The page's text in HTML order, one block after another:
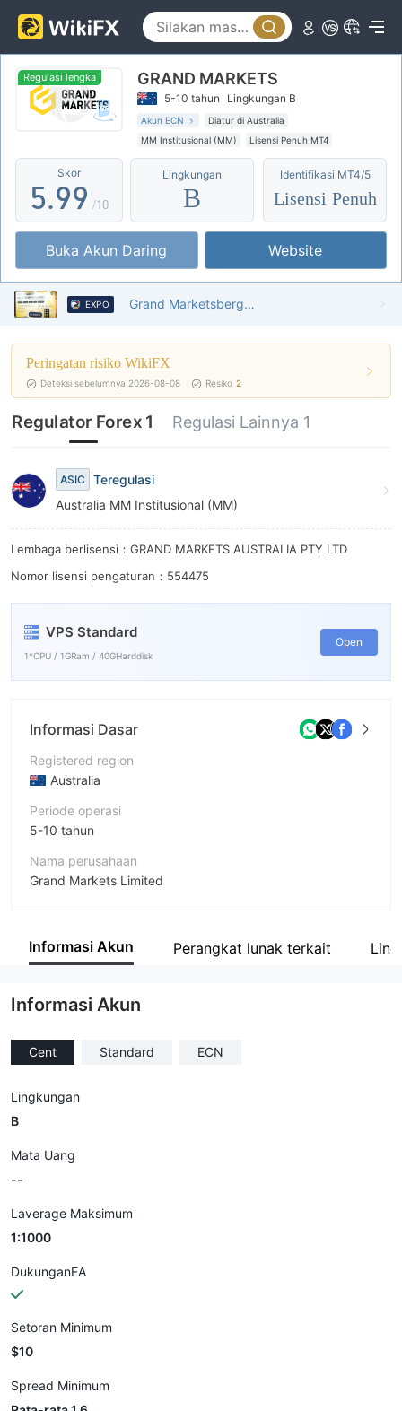
Regulasi lengka GRAND MARKETS
5-10 tahun Lingkungan B
Akun ECN
Diatur di Australia
MM Institusional (MM)
Lisensi Penuh MT4
Broker Regional
Potensial risiko sedang
Skor
0
1
2
3
4
5
6
7
8
9
.
4
5
6
8
9
4
5
6
8
9 /10
Lingkungan
B
Identifikasi MT4/5
Lisensi Penuh
Buka Akun Daring Website
EXPO Grand Marketsbergabung dengan pameran keuangan wiki hong kong 2025
Peringatan risiko WikiFX
Deteksi sebelumnya 2026-08-08 Resiko 2
Regulator Forex 1 Regulasi Lainnya 1
ASIC
Teregulasi
Australia MM Institusional (MM)
Lembaga berlisensi：GRAND MARKETS AUSTRALIA PTY LTD
Nomor lisensi pengaturan：554475
VPS Standard
1*CPU / 1GRam / 40GHarddisk
Open
Informasi Dasar
Registered region
Australia
Periode operasi
5-10 tahun
Nama perusahaan
Grand Markets Limited
Karyawan perusahaan
Informasi Akun Perangkat lunak terkait
Informasi Akun
Cent Standard ECN
Lingkungan
B
Mata Uang
--
Laverage Maksimum
1:1000
DukunganEA
Setoran Minimum
$10
Spread Minimum